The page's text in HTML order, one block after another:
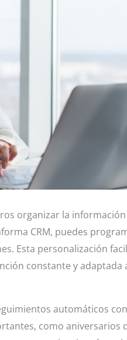
organizar la
CRM, puedes
Esta personalización
constante y adaptada
automáticos
como aniversarios